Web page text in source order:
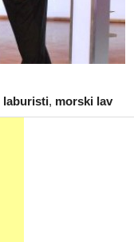
laburisti, morski lav